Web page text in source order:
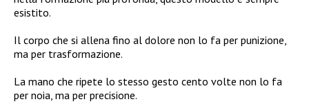
esistito.
Il corpo che si allena fino al dolore non lo fa per punizione,
ma per trasformazione.
La mano che ripete lo stesso gesto cento volte non lo fa
per noia, ma per precisione.